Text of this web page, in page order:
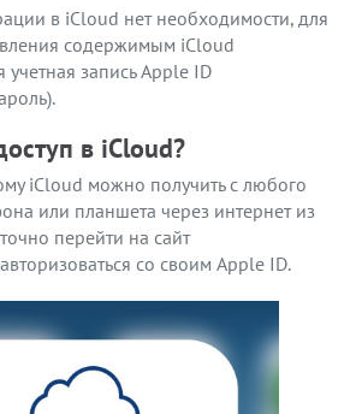
в iCloud нет необходимости, для
содержимым iCloud
учетная запись Apple ID
в iCloud?
iCloud можно получить с любого
или планшета через интернет из
перейти на сайт
со своим Apple ID.